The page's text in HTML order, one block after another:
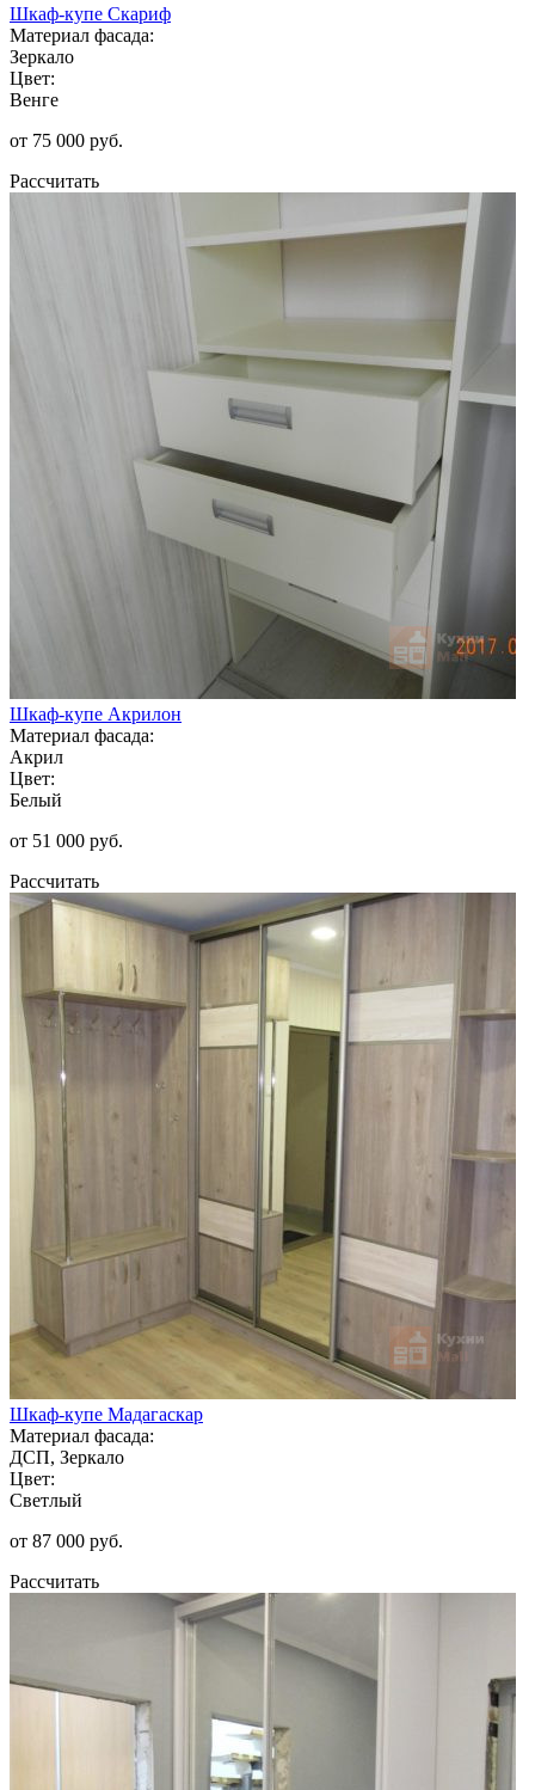
Шкаф-купе Скариф
Материал фасада:
Зеркало
Цвет:
Венге
от 75 000 руб.
Рассчитать
Шкаф-купе Акрилон
Материал фасада:
Акрил
Цвет:
Белый
от 51 000 руб.
Рассчитать
Шкаф-купе Мадагаскар
Материал фасада:
ДСП, Зеркало
Цвет:
Светлый
от 87 000 руб.
Рассчитать